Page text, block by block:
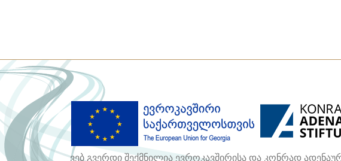
ვებ გვერდი შექმნილია ევროკავშირისა და კონრად